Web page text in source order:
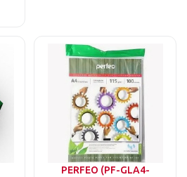
PERFEO (PF-GLA4-